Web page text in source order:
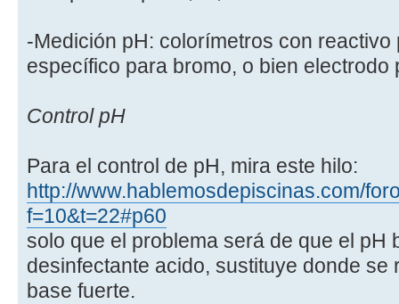
-Medición pH: colorímetros con reactivo
específico para bromo, o bien electrodo
Control pH
Para el control de pH, mira este hilo:
http://www.hablemosdepiscinas.com/
f=10&t=22#p60
solo que el problema será de que el pH
desinfectante acido, sustituye donde se
base fuerte.